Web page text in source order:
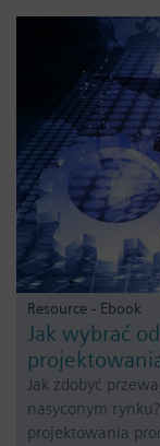
Resource - Ebook
Jak wybrać
Jak zdobyć
nasyconym
projektowania